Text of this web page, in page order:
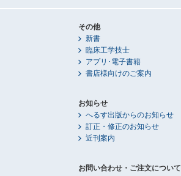
その他
新書
臨床工学技士
アプリ･電子書籍
書店様向けのご案内
お知らせ
へるす出版からのお知らせ
訂正・修正のお知らせ
近刊案内
お問い合わせ・ご注文について